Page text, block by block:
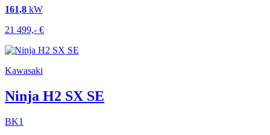
161,8 kW
21 499,- €
Kawasaki
Ninja H2 SX SE
BK1